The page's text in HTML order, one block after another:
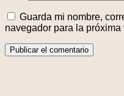
Guarda mi nombre,
navegador para la próxima